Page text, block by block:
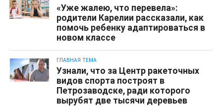
«Уже жалею, что перевела»:
родители Карелии рассказали, как
помочь ребенку адаптироваться в
новом классе
ГЛАВНАЯ ТЕМА
Узнали, что за Центр ракеточных
видов спорта построят в
Петрозаводске, ради которого
вырубят две тысячи деревьев